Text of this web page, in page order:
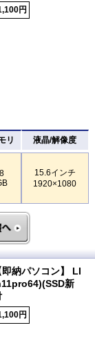
円
リ 液晶/解像度
8
15.6インチ
1920×1080
納パソコン】 LI
新
円